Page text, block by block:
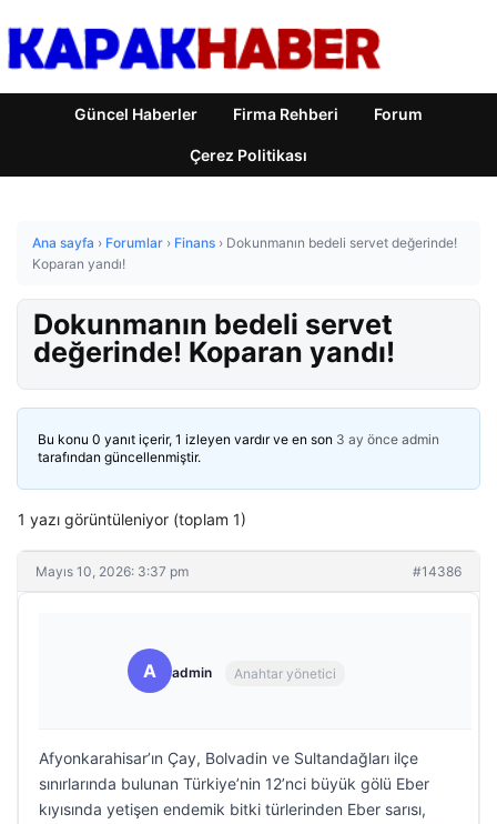
Güncel Haberler Firma Rehberi Forum
Çerez Politikası
Ana sayfa › Forumlar › Finans › Dokunmanın bedeli servet değerinde!
Koparan yandı!
Dokunmanın bedeli servet
değerinde! Koparan yandı!
Bu konu 0 yanıt içerir, 1 izleyen vardır ve en son 3 ay önce admin
tarafından güncellenmiştir.
1 yazı görüntüleniyor (toplam 1)
Mayıs 10, 2026: 3:37 pm #14386
A admin Anahtar yönetici
Afyonkarahisar’ın Çay, Bolvadin ve Sultandağları ilçe
sınırlarında bulunan Türkiye’nin 12’nci büyük gölü Eber
kıyısında yetişen endemik bitki türlerinden Eber sarısı,